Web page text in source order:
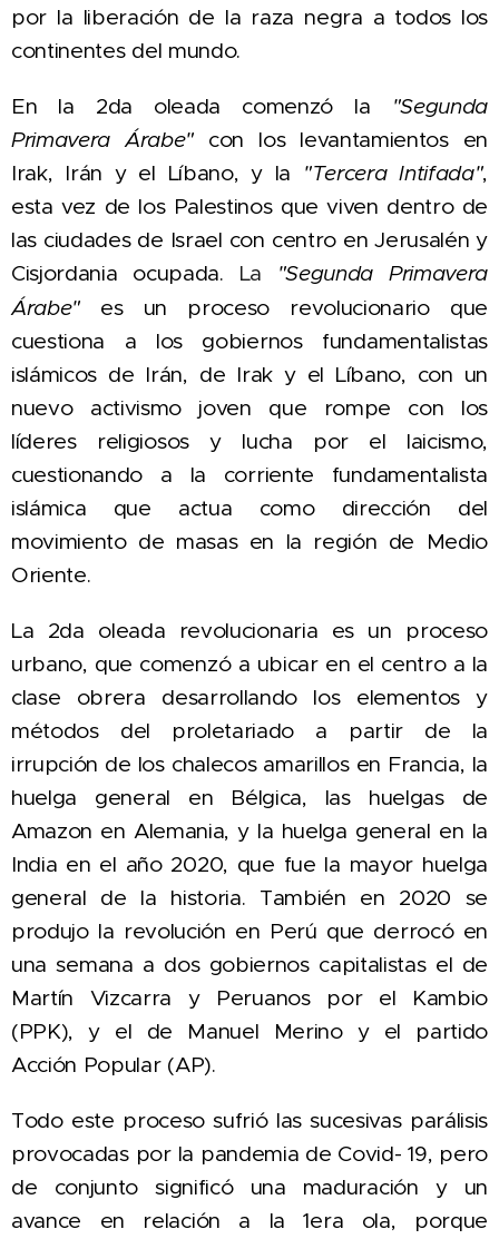
por la liberación de la raza negra a todos los
continentes del mundo.
En la 2da oleada comenzó la
"Segunda
Primavera Árabe" con los levantamientos en
Irak, Irán y el Líbano, y la "Tercera Intifada",
esta vez de los Palestinos que viven dentro de
las ciudades de Israel con centro en Jerusalén y
Cisjordania ocupada.
La
"Segunda Primavera
Árabe" es un proceso revolucionario que
cuestiona a los gobiernos fundamentalistas
islámicos de Irán, de Irak y el Líbano, con un
nuevo activismo joven que rompe con los
líderes religiosos y lucha por el laicismo,
cuestionando a la corriente fundamentalista
islámica que actua como dirección del
movimiento de masas en la región de Medio
Oriente.
La 2da oleada revolucionaria es un proceso
urbano, que comenzó a ubicar en el centro a la
clase obrera desarrollando los elementos y
métodos del proletariado a partir de la
irrupción de los chalecos amarillos en Francia, la
huelga general en Bélgica, las huelgas de
Amazon en Alemania, y la huelga general en la
India en el año 2020, que fue la mayor huelga
general de la historia. También en 2020 se
produjo la revolución en Perú que derrocó en
una semana a dos gobiernos capitalistas el de
Martín Vizcarra y Peruanos por el Kambio
(PPK), y el de Manuel Merino y el partido
Acción Popular (AP).
Todo este proceso sufrió las sucesivas parálisis
provocadas por la pandemia de Covid- 19, pero
de conjunto significó una maduración y un
avance en relación a la 1era ola, porque